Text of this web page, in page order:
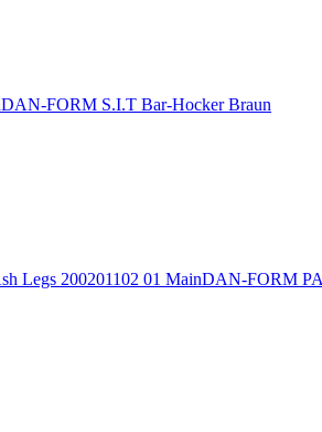
DAN-FORM S.I.T Bar-Hocker Braun
DAN-FORM